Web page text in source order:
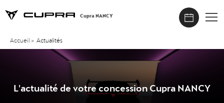
Cupra NANCY
Accueil > Actualités
L'actualité de votre concession Cupra NANCY